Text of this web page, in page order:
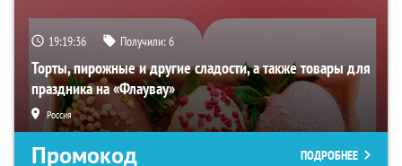
19:19:35 Получили:6
Торты, пирожные и другие сладости, а также товары для
праздника на «Флаувау»
Россия
Промокод ПОДРОБНЕЕ